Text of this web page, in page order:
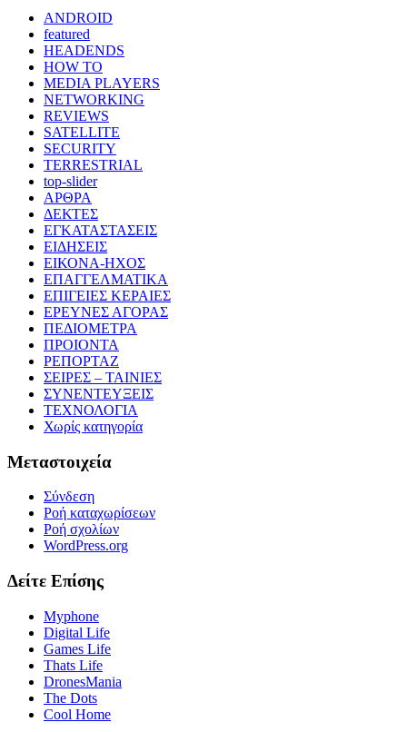
ANDROID
featured
HEADENDS
HOW TO
MEDIA PLAYERS
NETWORKING
REVIEWS
SATELLITE
SECURITY
TERRESTRIAL
top-slider
ΑΡΘΡΑ
ΔΕΚΤΕΣ
ΕΓΚΑΤΑΣΤΑΣΕΙΣ
ΕΙΔΗΣΕΙΣ
ΕΙΚΟΝΑ-ΗΧΟΣ
ΕΠΑΓΓΕΛΜΑΤΙΚΑ
ΕΠΙΓΕΙΕΣ ΚΕΡΑΙΕΣ
ΕΡΕΥΝΕΣ ΑΓΟΡΑΣ
ΠΕΔΙΟΜΕΤΡΑ
ΠΡΟΙΟΝΤΑ
ΡΕΠΟΡΤΑΖ
ΣΕΙΡΕΣ – ΤΑΙΝΙΕΣ
ΣΥΝΕΝΤΕΥΞΕΙΣ
ΤΕΧΝΟΛΟΓΙΑ
Χωρίς κατηγορία
Μεταστοιχεία
Σύνδεση
Ροή καταχωρίσεων
Ροή σχολίων
WordPress.org
Δείτε Επίσης
Myphone
Digital Life
Games Life
Thats Life
DronesMania
The Dots
Cool Home